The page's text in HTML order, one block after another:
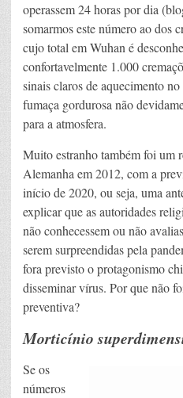
operassem 24 horas por dia
somarmos este número ao dos
cujo total em Wuhan é
confortavelmente 1.000
sinais claros de aquecimento
fumaça gordurosa não
para a atmosfera.
Muito estranho também foi um
Alemanha em 2012, com a
início de 2020, ou seja, uma
explicar que as autoridades
não conhecessem ou não
serem surpreendidas pela
fora previsto o protagonismo
disseminar vírus. Por que não
preventiva?
Morticínio
Se os
números